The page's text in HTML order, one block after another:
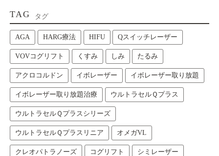
TAG タグ
AGA HARG療法 HIFU Qスイッチレーザー
VOVコグリフト くすみ しみ たるみ
アクロコルドン イボレーザー イボレーザー取り放題
イボレーザー取り放題治療 ウルトラセルＱプラス
ウルトラセルＱプラスシリーズ
ウルトラセルＱプラスリニア オメガVL
クレオパトラノーズ コグリフト シミレーザー